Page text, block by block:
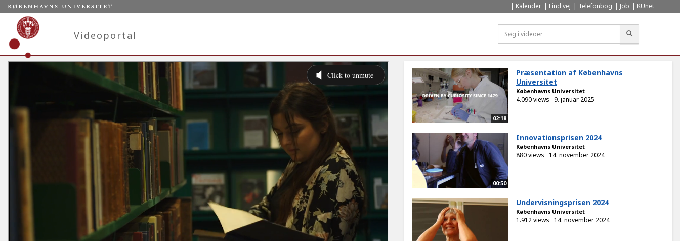
Kalender Find vej Telefonbog Job KUnet
Videoportal
02:18
Præsentation af Københavns
Universitet
Københavns Universitet
4.090 views 9. januar 2025
00:50
Innovationsprisen 2024
Københavns Universitet
880 views 14. november 2024
Undervisningsprisen 2024
Københavns Universitet
1.912 views 14. november 2024